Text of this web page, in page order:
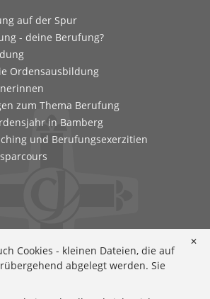
auf der Spur
- deine Berufung?
Ordensausbildung
zum Thema Berufung
in Bamberg
und Berufungsexerzitien
Wie geht das? Eine Anleitung
weiblich: Mary Wards Spiritualität
und Texte im Überblick
✕
Cookies - kleinen Dateien, die auf
abgelegt werden. Sie